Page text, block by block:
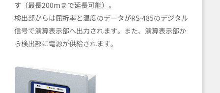
す（最長200ｍまで延長可能）。
検出部からは屈折率と温度のデータがRS-485のデジタル
信号で演算表示部へ出力されます。また、演算表示部か
ら検出部に電源が供給されます。